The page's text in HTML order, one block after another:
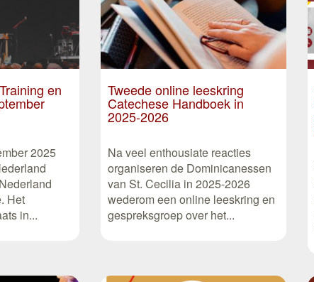
en
2025
Het
in...
Tweede online leeskring
Catechese Handboek in
2025-2026
Na veel enthousiate reacties
organiseren de Dominicanessen
van St. Cecilia in 2025-2026
wederom een online leeskring en
gespreksgroep over het...